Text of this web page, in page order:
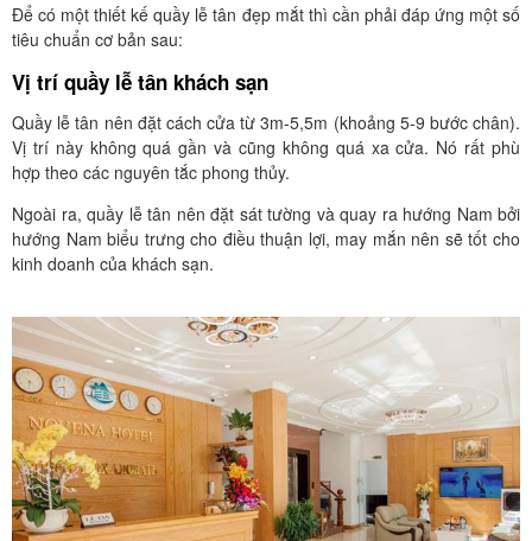
Để có một thiết kế quầy lễ tân đẹp mắt thì cần phải đáp ứng một số
tiêu chuẩn cơ bản sau:
Vị trí quầy lễ tân khách sạn
Quầy lễ tân nên đặt cách cửa từ 3m-5,5m (khoảng 5-9 bước chân).
Vị trí này không quá gần và cũng không quá xa cửa. Nó rất phù
hợp theo các nguyên tắc phong thủy.
Ngoài ra, quầy lễ tân nên đặt sát tường và quay ra hướng Nam bởi
hướng Nam biểu trưng cho điều thuận lợi, may mắn nên sẽ tốt cho
kinh doanh của khách sạn.